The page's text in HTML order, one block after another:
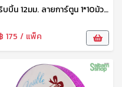
ริบบิ้น 12มม. ลายการ์ตูน 1*10ม้วน ระฆังทอง
175 / แพ็ค